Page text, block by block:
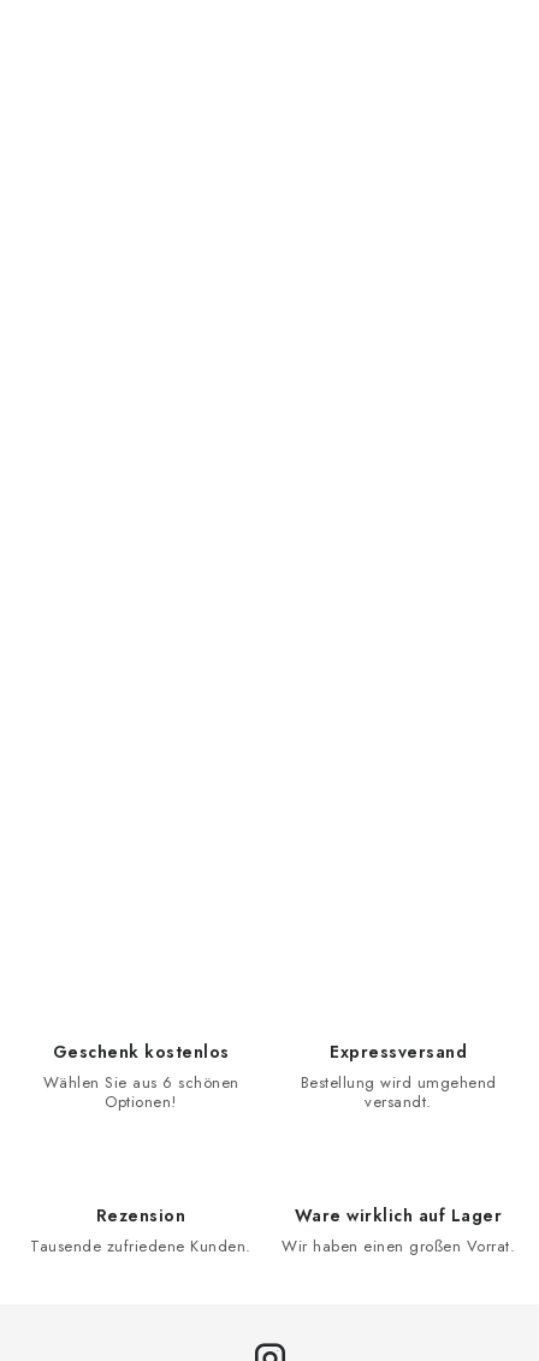
Geschenk kostenlos
Wählen Sie aus 6 schönen
Optionen!
Expressversand
Bestellung wird umgehend
versandt.
Rezension
Tausende zufriedene Kunden.
Ware wirklich auf Lager
Wir haben einen großen Vorrat.